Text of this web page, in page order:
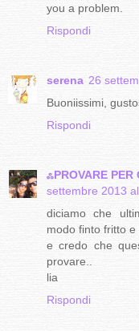
you a problem.
Rispondi
serena 26
Buoniissimi,
Rispondi
ஃPROVARE
settembre 2013
diciamo che
modo finto fritto e
e credo che
provare..
lia
Rispondi